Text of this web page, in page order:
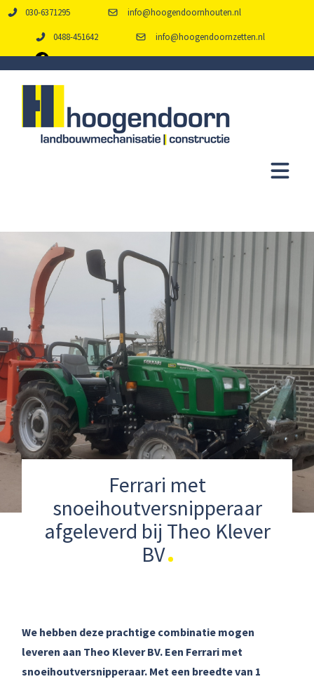
030-6371295 info@hoogendoornhouten.nl
0488-451642 info@hoogendoornzetten.nl
Ferrari met
snoeihoutversnipperaar
afgeleverd bij Theo Klever
BV
We hebben deze prachtige combinatie mogen
leveren aan Theo Klever BV. Een Ferrari met
snoeihoutversnipperaar. Met een breedte van 1